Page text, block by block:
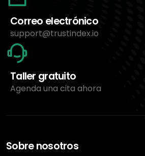
Correo electrónico
support@trustindex.io
Taller gratuito
Agenda una cita ahora
Sobre nosotros